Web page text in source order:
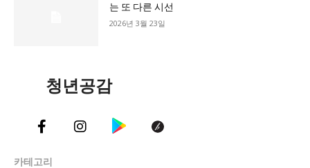
는 또 다른 시선
2026년 3월 23일
청년공감
카테고리